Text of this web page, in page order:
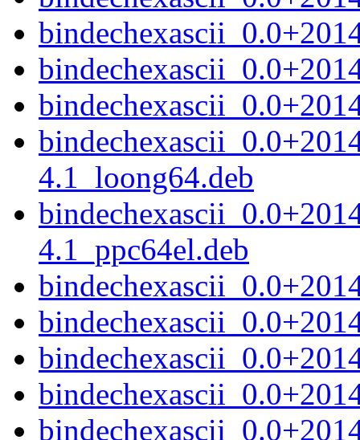
4.1_loong64.deb
4.1_ppc64el.deb